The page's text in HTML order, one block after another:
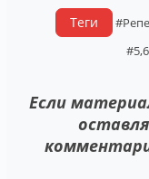
Теги
Если